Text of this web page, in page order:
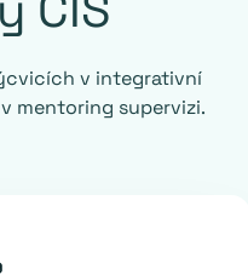
v integrativní
mentoring supervizi.